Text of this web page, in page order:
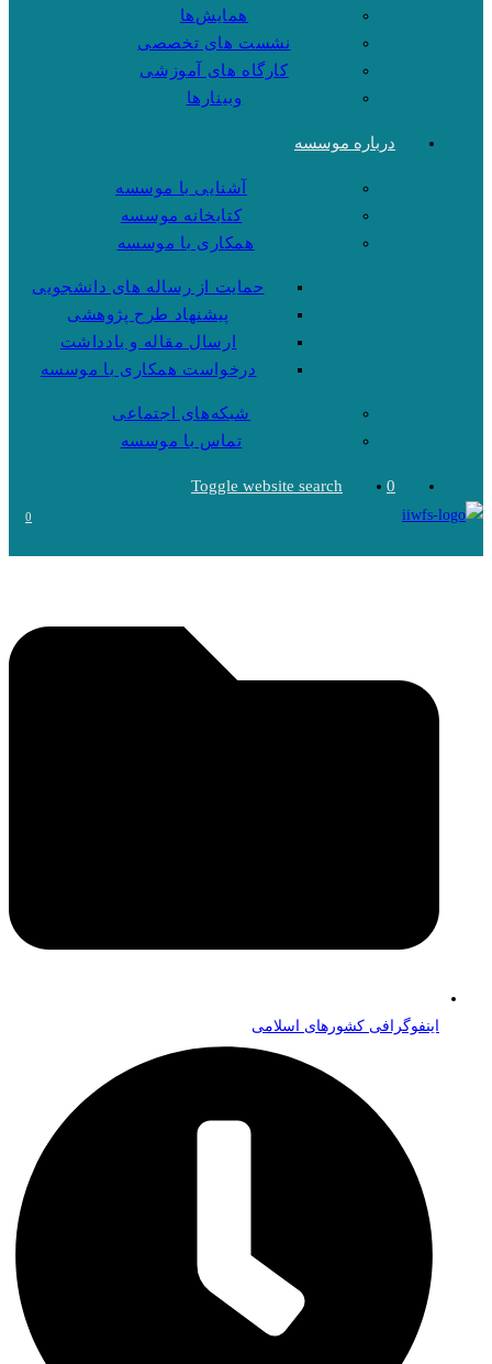
همایش‌ها
نشست های تخصصی
کارگاه های آموزشی
وبینارها
درباره موسسه
آشنایی با موسسه
کتابخانه موسسه
همکاری با موسسه
حمایت از رساله های دانشجویی
پیشنهاد طرح پژوهشی
ارسال مقاله و یادداشت
درخواست همکاری با موسسه
شبکه‌های اجتماعی
تماس با موسسه
0
Toggle website search
0
اینفوگرافی کشورهای اسلامی